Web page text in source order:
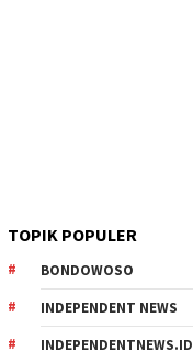
TOPIK POPULER
BONDOWOSO
INDEPENDENT NEWS
INDEPENDENTNEWS.ID